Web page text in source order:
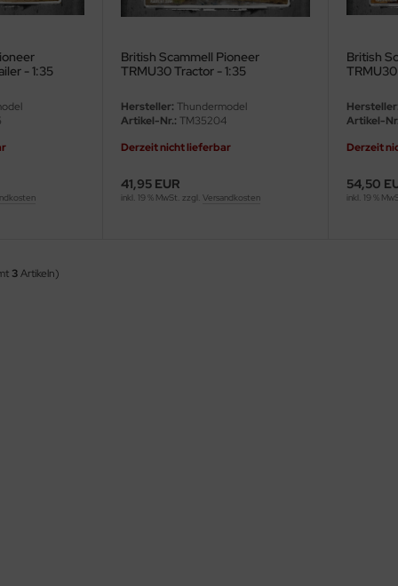
- 1:35
British Scammell Pioneer
TRMU30 Tractor - 1:35
Hersteller: Thundermodel
Artikel-Nr.: TM35204
Derzeit nicht lieferbar
41,95 EUR
inkl. 19 % MwSt. zzgl.Versandkosten
British
Artikel-
Derzeit
54,50
inkl. 19 %
3Artikeln)